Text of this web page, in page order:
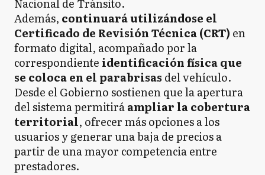
Nacional de Tránsito.
Además, continuará utilizándose el
Certificado de Revisión Técnica (CRT) en
formato digital, acompañado por la
correspondiente identificación física que
se coloca en el parabrisas del vehículo.
Desde el Gobierno sostienen que la apertura
del sistema permitiráampliar la cobertura
territorial, ofrecer más opciones a los
usuarios y generar una baja de precios a
partir de una mayor competencia entre
prestadores.